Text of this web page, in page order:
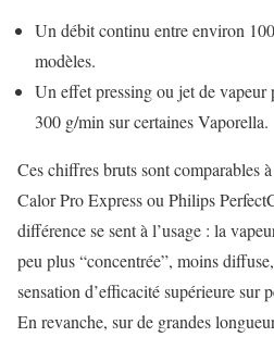
Un débit continu entre environ
modèles.
Un effet pressing ou jet de vapeur
300 g/min sur certaines Vaporella.
Ces chiffres bruts sont comparables
Calor Pro Express ou Philips
différence se sent à l’usage : la
peu plus “concentrée”, moins
sensation d’efficacité supérieure sur
En revanche, sur de grandes